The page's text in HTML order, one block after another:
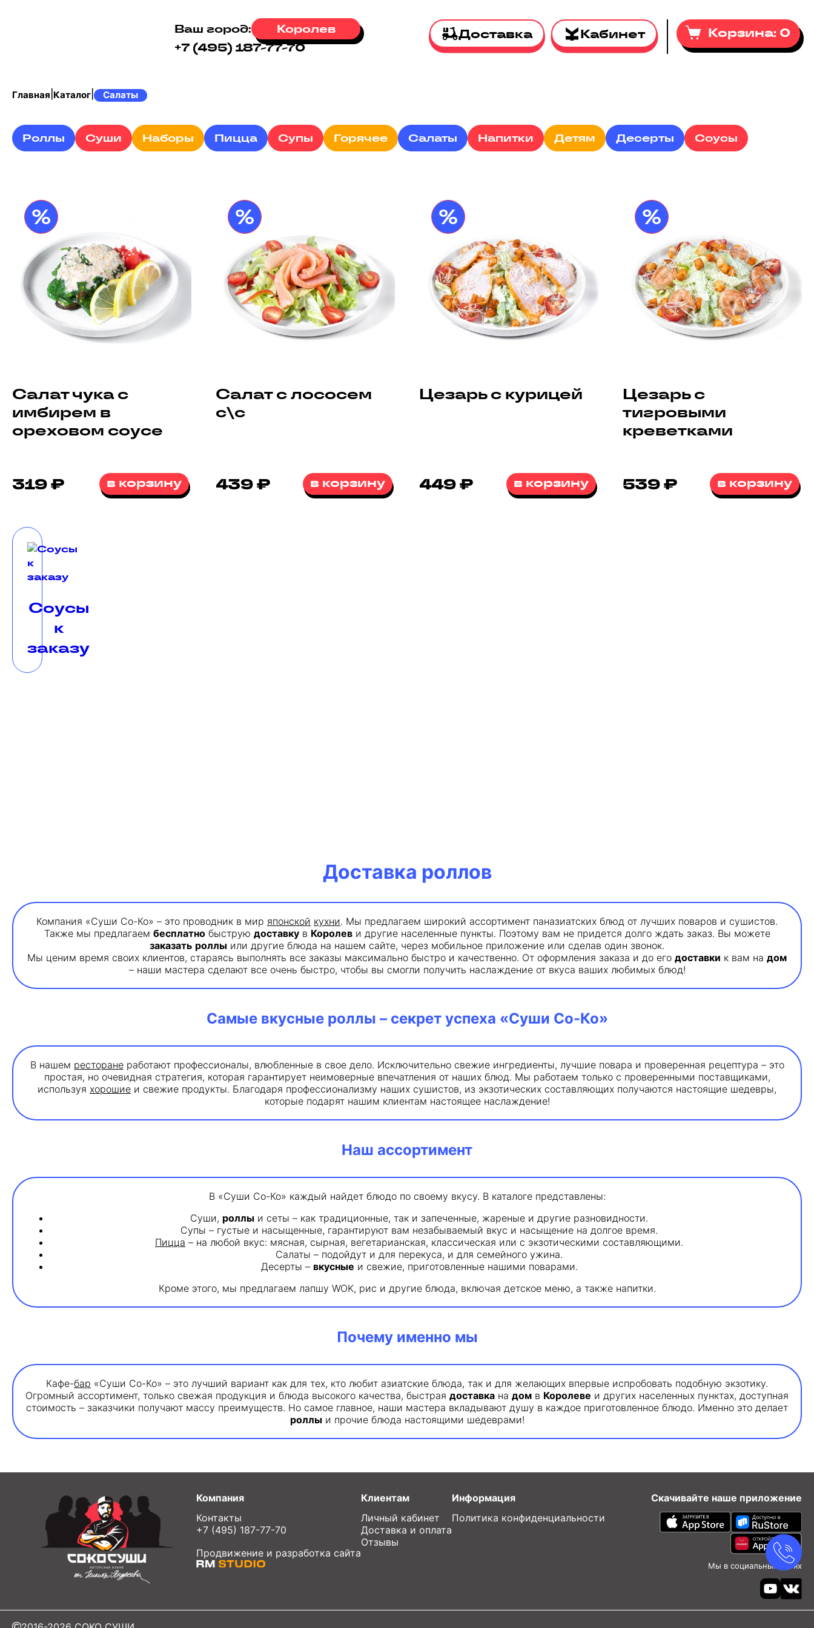
Ваш город: Королев
+7 (495) 187-77-70
Доставка Кабинет Корзина: 0
Главная Каталог Салаты
Роллы Суши Наборы Пицца Супы Горячее Салаты Напитки Детям Десерты Соусы
%
Салат чука с
имбирем в
ореховом соусе
319 ₽ в корзину
%
Салат с лососем
с\с
439 ₽ в корзину
%
Цезарь с курицей
449 ₽ в корзину
%
Цезарь с
тигровыми
креветками
539 ₽ в корзину
Соусы
к
заказу
Доставка роллов
Компания «Суши Со-Ко» – это проводник в мир японской кухни. Мы предлагаем широкий ассортимент паназиатских блюд от лучших поваров и сушистов.
Также мы предлагаем бесплатнобыструю доставкув Королеви другие населенные пункты. Поэтому вам не придется долго ждать заказ. Вы можете
заказать роллы или другие блюда на нашем сайте, через мобильное приложение или сделав один звонок.
Мы ценим время своих клиентов, стараясь выполнять все заказы максимально быстро и качественно. От оформления заказа и до его доставки к вам на дом
– наши мастера сделают все очень быстро, чтобы вы смогли получить наслаждение от вкуса ваших любимых блюд!
Самые вкусные роллы – секрет успеха «Суши Со-Ко»
В нашем ресторанеработают профессионалы, влюбленные в свое дело. Исключительно свежие ингредиенты, лучшие повара и проверенная рецептура – это
простая, но очевидная стратегия, которая гарантирует неимоверные впечатления от наших блюд. Мы работаем только с проверенными поставщиками,
используя хорошие и свежие продукты. Благодаря профессионализму наших сушистов, из экзотических составляющих получаются настоящие шедевры,
которые подарят нашим клиентам настоящее наслаждение!
Наш ассортимент
В «Суши Со-Ко» каждый найдет блюдо по своему вкусу. В каталоге представлены:
Суши, роллы и сеты – как традиционные, так и запеченные, жареные и другие разновидности.
Супы – густые и насыщенные, гарантируют вам незабываемый вкус и насыщение на долгое время.
Пицца – на любой вкус: мясная, сырная, вегетарианская, классическая или с экзотическими составляющими.
Салаты – подойдут и для перекуса, и для семейного ужина.
Десерты – вкусные и свежие, приготовленные нашими поварами.
Кроме этого, мы предлагаем лапшу WOK, рис и другие блюда, включая детское меню, а также напитки.
Почему именно мы
Кафе-бар «Суши Со-Ко» – это лучший вариант как для тех, кто любит азиатские блюда, так и для желающих впервые испробовать подобную экзотику.
Огромный ассортимент, только свежая продукция и блюда высокого качества, быстрая доставка на дом в Королеве и других населенных пунктах, доступная
стоимость – заказчики получают массу преимуществ. Но самое главное, наши мастера вкладывают душу в каждое приготовленное блюдо. Именно это делает
роллыи прочие блюда настоящими шедеврами!
Компания
Контакты
+7 (495) 187-77-70
Продвижение и разработка сайта
Клиентам
Личный кабинет
Доставка и оплата
Отзывы
Информация
Политика конфиденциальности
Скачивайте наше приложение
Мы в социальных сетях